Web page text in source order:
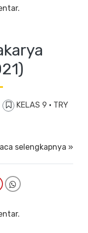
KELAS 9 · TRY
selengkapnya »